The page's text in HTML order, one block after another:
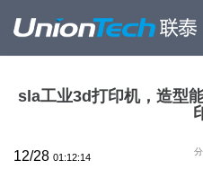
sla工业3d打印机，造型
12/28 01:12:14